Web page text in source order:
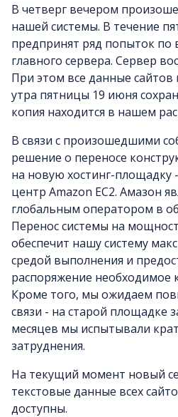
В четверг вечером
нашей системы. В течение
предпринят ряд попыток по
главного сервера. Сервер
При этом все данные сайтов
утра пятницы 19 июня
копия находится в нашем
В связи с произошедшими
решение о переносе
на новую хостинг-площадку
центр Amazon EC2. Амазон
глобальным оператором в
Перенос системы на
обеспечит нашу систему
средой выполнения и
распоряжение необходимое
Кроме того, мы ожидаем
связи - на старой площадке
месяцев мы испытывали
затруднения.
На текущий момент новый
текстовые данные всех
доступны.